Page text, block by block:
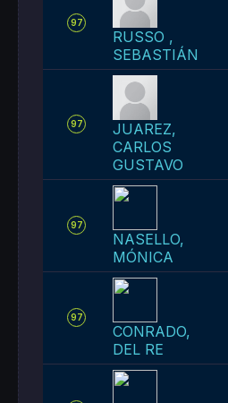
97
RUSSO ,
SEBASTIÁN
97
JUAREZ,
CARLOS
GUSTAVO
97
NASELLO,
MÓNICA
97
CONRADO,
DEL RE